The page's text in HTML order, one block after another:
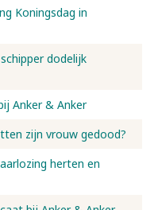
Koningsdag in
dodelijk
Anker & Anker
zijn vrouw gedood?
herten en